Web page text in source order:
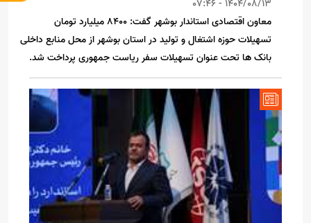
1404/08/13 - 07:46
معاون اقتصادی استاندار بوشهر گفت: ۸۴۰۰ میلیارد تومان
تسهیلات حوزه اشتغال و تولید در استان بوشهر از محل منابع داخلی
بانک ها تحت عنوان تسهیلات سفر ریاست جمهوری پرداخت شد.